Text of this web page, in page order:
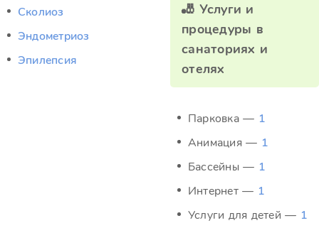
Сколиоз
Эндометриоз
Эпилепсия
🎳 Услуги и
процедуры в
санаториях и
отелях
Парковка — 1
Анимация — 1
Бассейны — 1
Интернет — 1
Услуги для детей — 1